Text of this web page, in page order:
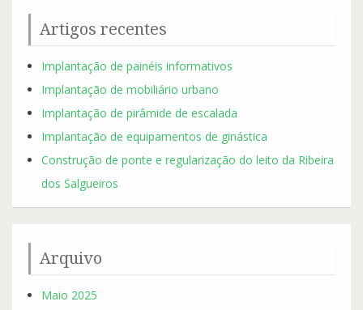
Artigos recentes
Implantação de painéis informativos
Implantação de mobiliário urbano
Implantação de pirâmide de escalada
Implantação de equipamentos de ginástica
Construção de ponte e regularização do leito da Ribeira
dos Salgueiros
Arquivo
Maio 2025